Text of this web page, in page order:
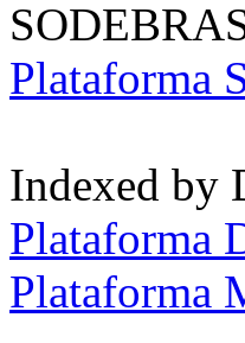
Plataforma
Indexed by
Plataforma
Plataforma